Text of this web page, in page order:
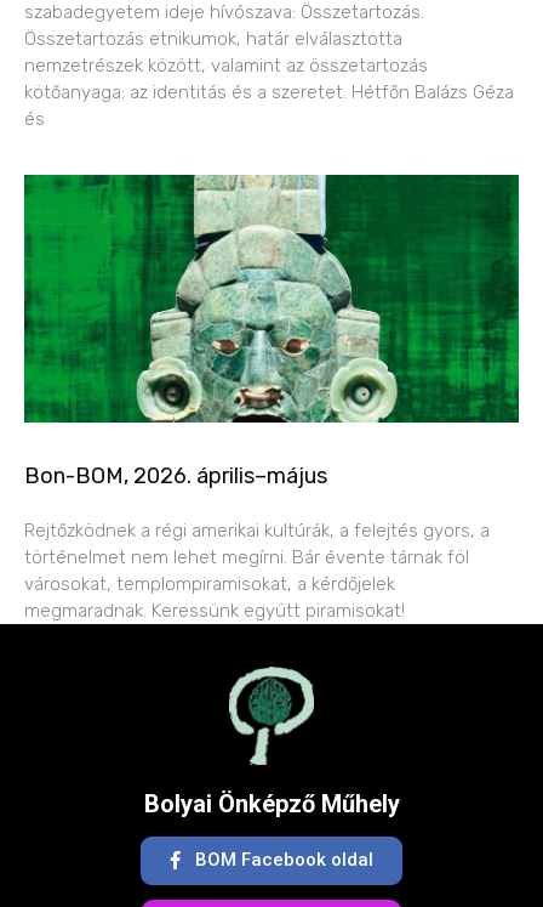
szabadegyetem ideje hívószava: Összetartozás.
Összetartozás etnikumok, határ elválasztotta
nemzetrészek között, valamint az összetartozás
kötőanyaga: az identitás és a szeretet. Hétfőn Balázs Géza
és
Bon-BOM, 2026. április–május
Rejtőzködnek a régi amerikai kultúrák, a felejtés gyors, a
történelmet nem lehet megírni. Bár évente tárnak föl
városokat, templompiramisokat, a kérdőjelek
megmaradnak. Keressünk együtt piramisokat!
Bolyai Önképző Műhely
BOM Facebook oldal